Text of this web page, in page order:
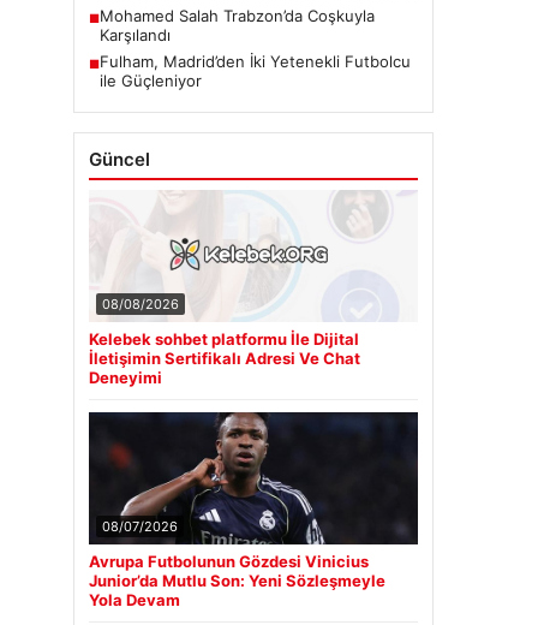
■Mohamed Salah Trabzon’da Coşkuyla
Karşılandı
■Fulham, Madrid’den İki Yetenekli Futbolcu
ile Güçleniyor
Güncel
08/08/2026
Kelebek sohbet platformu İle Dijital
İletişimin Sertifikalı Adresi Ve Chat
Deneyimi
08/07/2026
Avrupa Futbolunun Gözdesi Vinicius
Junior’da Mutlu Son: Yeni Sözleşmeyle
Yola Devam